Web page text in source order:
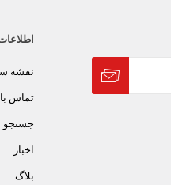
نقشه
تماس با
جستجو
اخبار
بلاگ